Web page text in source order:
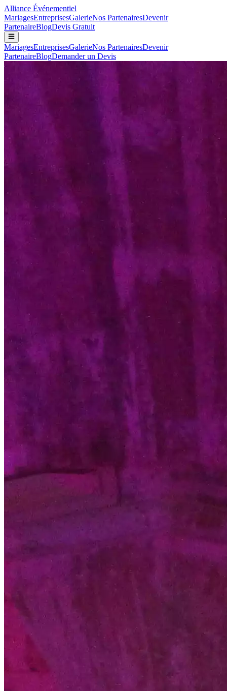
Alliance Événementiel
MariagesEntreprisesGalerieNos PartenairesDevenir
PartenaireBlogDevis Gratuit
MariagesEntreprisesGalerieNos PartenairesDevenir
PartenaireBlogDemander un Devis